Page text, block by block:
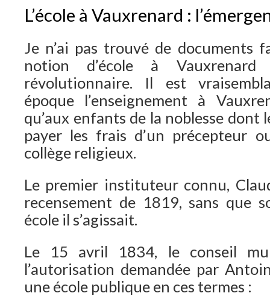
L’école à Vauxrenard :
Je n’ai pas trouvé de documents
notion d’école à
révolutionnaire. Il est
époque l’enseignement à
qu’aux enfants de la noblesse dont
payer les frais d’un précepteur
collège religieux.
Le premier instituteur connu,
recensement de 1819, sans que
école il s’agissait.
Le 15 avril 1834, le conseil
l’autorisation demandée par
une école publique en ces termes :